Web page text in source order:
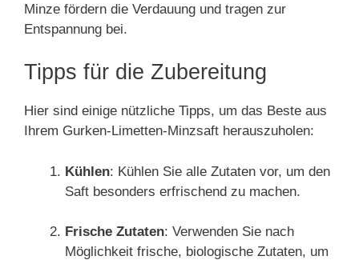
Minze fördern die Verdauung und tragen zur
Entspannung bei.
Tipps für die Zubereitung
Hier sind einige nützliche Tipps, um das Beste aus
Ihrem Gurken-Limetten-Minzsaft herauszuholen:
Kühlen: Kühlen Sie alle Zutaten vor, um den
Saft besonders erfrischend zu machen.
Frische Zutaten: Verwenden Sie nach
Möglichkeit frische, biologische Zutaten, um